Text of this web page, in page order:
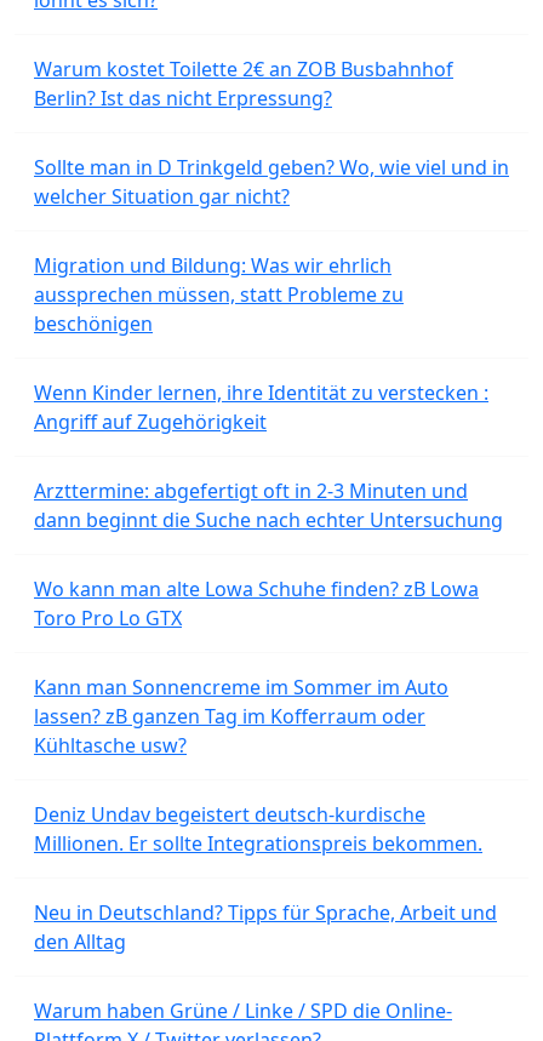
Warum kostet Toilette 2€ an ZOB Busbahnhof
Berlin? Ist das nicht Erpressung?
Sollte man in D Trinkgeld geben? Wo, wie viel und in
welcher Situation gar nicht?
Migration und Bildung: Was wir ehrlich
aussprechen müssen, statt Probleme zu
beschönigen
Wenn Kinder lernen, ihre Identität zu verstecken :
Angriff auf Zugehörigkeit
Arzttermine: abgefertigt oft in 2-3 Minuten und
dann beginnt die Suche nach echter Untersuchung
Wo kann man alte Lowa Schuhe finden? zB Lowa
Toro Pro Lo GTX
Kann man Sonnencreme im Sommer im Auto
lassen? zB ganzen Tag im Kofferraum oder
Kühltasche usw?
Deniz Undav begeistert deutsch-kurdische
Millionen. Er sollte Integrationspreis bekommen.
Neu in Deutschland? Tipps für Sprache, Arbeit und
den Alltag
Warum haben Grüne / Linke / SPD die Online-